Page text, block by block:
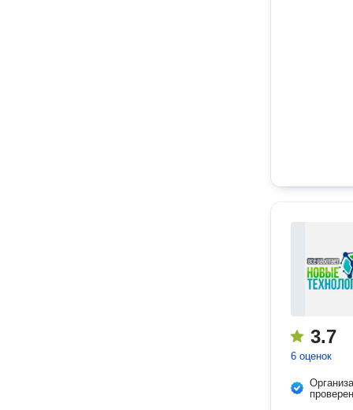
3.7
6 оценок